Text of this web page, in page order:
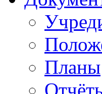
Планы